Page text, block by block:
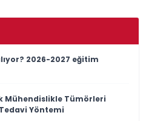
2026-2027 eğitim
Mühendislikle Tümörleri
Yöntemi